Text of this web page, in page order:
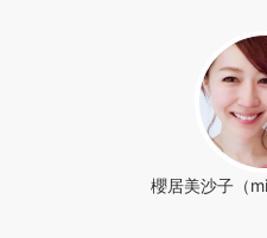
櫻居美沙子（